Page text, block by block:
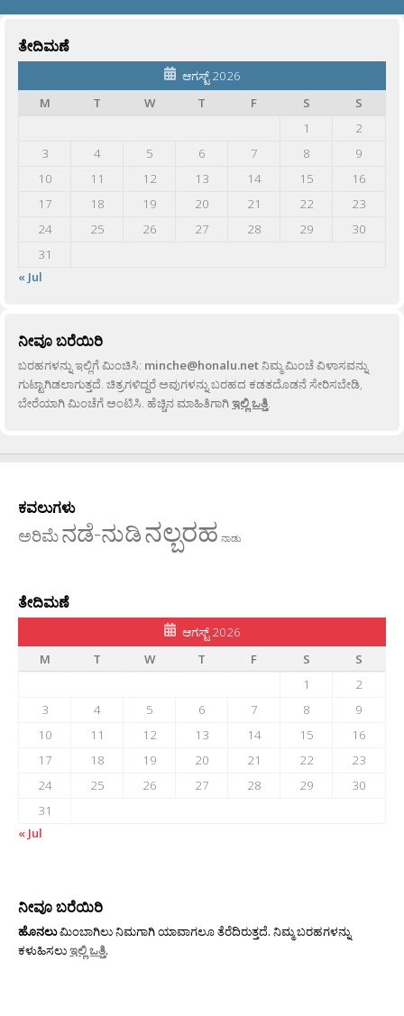
ತೇದಿಮಣೆ
ಆಗಸ್ಟ್ 2026
M
T W T F S
S
1
2
3
4 5 6 7 8
9
10
11 12 13 14 15
16
17
18 19 20 21 22
23
24
25 26 27 28 29
30
31
« Jul
ನೀವೂ ಬರೆಯಿರಿ
ಬರಹಗಳನ್ನು ಇಲ್ಲಿಗೆ ಮಿಂಚಿಸಿ: minche@honalu.netನಿಮ್ಮ ಮಿಂಚೆ ವಿಳಾಸವನ್ನು
ಗುಟ್ಟಾಗಿಡಲಾಗುತ್ತದೆ. ಚಿತ್ರಗಳಿದ್ದರೆ ಅವುಗಳನ್ನು ಬರಹದ ಕಡತದೊಡನೆ ಸೇರಿಸಬೇಡಿ,
ಬೇರೆಯಾಗಿ ಮಿಂಚೆಗೆ ಅಂಟಿಸಿ. ಹೆಚ್ಚಿನ ಮಾಹಿತಿಗಾಗಿಇಲ್ಲಿ ಒತ್ತಿ
ಕವಲುಗಳು
ಅರಿಮೆನಡೆ-ನುಡಿನಲ್ಬರಹ ನಾಡು
ತೇದಿಮಣೆ
ಆಗಸ್ಟ್ 2026
M
T W T F S
S
1
2
3
4 5 6 7 8
9
10
11 12 13 14 15
16
17
18 19 20 21 22
23
24
25 26 27 28 29
30
31
« Jul
ನೀವೂ ಬರೆಯಿರಿ
ಹೊನಲುಮಿಂಬಾಗಿಲು ನಿಮಗಾಗಿ ಯಾವಾಗಲೂ ತೆರೆದಿರುತ್ತದೆ. ನಿಮ್ಮ ಬರಹಗಳನ್ನು
ಕಳುಹಿಸಲುಇಲ್ಲಿ ಒತ್ತಿ.